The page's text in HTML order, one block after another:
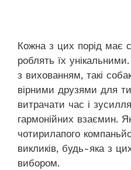
Кожна з цих порід має
роблять їх
з вихованням, такі
вірними друзями для
витрачати час і
гармонійних взаємин.
чотирилапого
викликів, будь-яка з
вибором.